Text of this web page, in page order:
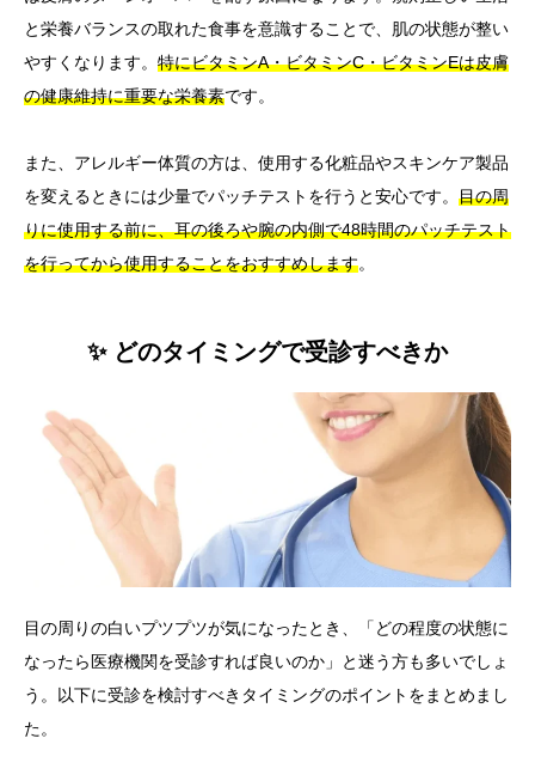
と栄養バランスの取れた食事を意識することで、肌の状態が整い
やすくなります。 特にビタミンA・ビタミンC・ビタミンEは皮膚
の健康維持に重要な栄養素です。
また、アレルギー体質の方は、使用する化粧品やスキンケア製品
を変えるときには少量でパッチテストを行うと安心です。 目の周
りに使用する前に、耳の後ろや腕の内側で48時間のパッチテスト
を行ってから使用することをおすすめします。
✨ どのタイミングで受診すべきか
目の周りの白いプツプツが気になったとき、「どの程度の状態に
なったら医療機関を受診すれば良いのか」と迷う方も多いでしょ
う。以下に受診を検討すべきタイミングのポイントをまとめまし
た。